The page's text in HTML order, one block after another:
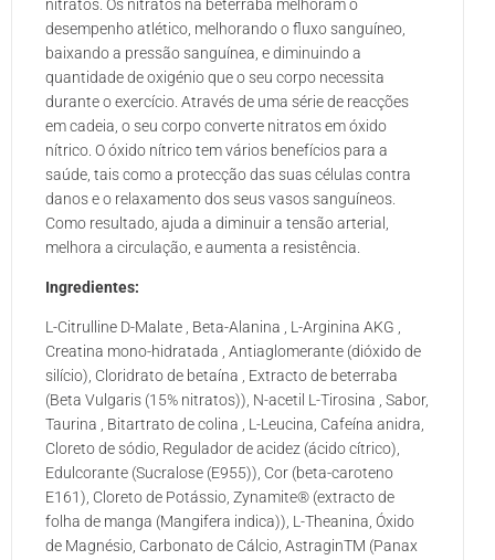
nitratos. Os nitratos na beterraba melhoram o
desempenho atlético, melhorando o fluxo sanguíneo,
baixando a pressão sanguínea, e diminuindo a
quantidade de oxigénio que o seu corpo necessita
durante o exercício. Através de uma série de reacções
em cadeia, o seu corpo converte nitratos em óxido
nítrico. O óxido nítrico tem vários benefícios para a
saúde, tais como a protecção das suas células contra
danos e o relaxamento dos seus vasos sanguíneos.
Como resultado, ajuda a diminuir a tensão arterial,
melhora a circulação, e aumenta a resistência.
Ingredientes:
L-Citrulline D-Malate , Beta-Alanina , L-Arginina AKG ,
Creatina mono-hidratada , Antiaglomerante (dióxido de
silício), Cloridrato de betaína , Extracto de beterraba
(Beta Vulgaris (15% nitratos)), N-acetil L-Tirosina , Sabor,
Taurina , Bitartrato de colina , L-Leucina, Cafeína anidra,
Cloreto de sódio, Regulador de acidez (ácido cítrico),
Edulcorante (Sucralose (E955)), Cor (beta-caroteno
E161), Cloreto de Potássio, Zynamite® (extracto de
folha de manga (Mangifera indica)), L-Theanina, Óxido
de Magnésio, Carbonato de Cálcio, AstraginTM (Panax